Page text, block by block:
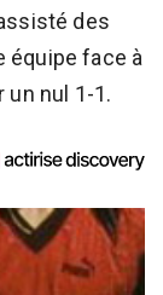
des
équipe face à
un nul 1-1.